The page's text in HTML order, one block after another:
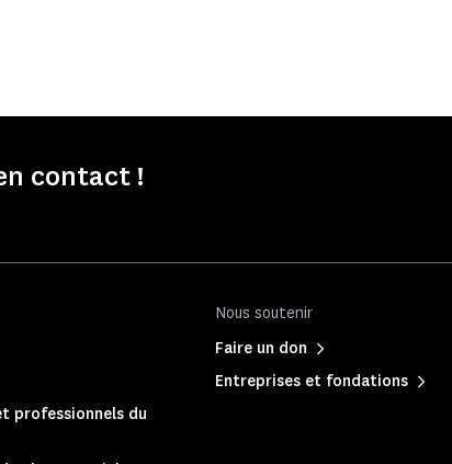
contact !
professionnels du
Nous soutenir
Faire un don
Entreprises et fondations